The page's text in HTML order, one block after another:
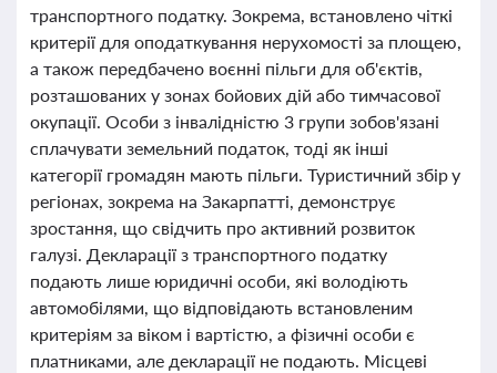
транспортного податку. Зокрема, встановлено чіткі
критерії для оподаткування нерухомості за площею,
а також передбачено воєнні пільги для об'єктів,
розташованих у зонах бойових дій або тимчасової
окупації. Особи з інвалідністю 3 групи зобов'язані
сплачувати земельний податок, тоді як інші
категорії громадян мають пільги. Туристичний збір у
регіонах, зокрема на Закарпатті, демонструє
зростання, що свідчить про активний розвиток
галузі. Декларації з транспортного податку
подають лише юридичні особи, які володіють
автомобілями, що відповідають встановленим
критеріям за віком і вартістю, а фізичні особи є
платниками, але декларації не подають. Місцеві